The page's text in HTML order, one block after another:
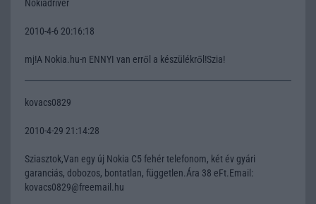
Nokiadriver
2010-4-6 20:16:18
mj!A Nokia.hu-n ENNYI van erről a készülékről!Szia!
kovacs0829
2010-4-29 21:14:28
Sziasztok,Van egy új Nokia C5 fehér telefonom, két év gyári
garanciás, dobozos, bontatlan, független.Ára 38 eFt.Email:
kovacs0829@freemail.hu